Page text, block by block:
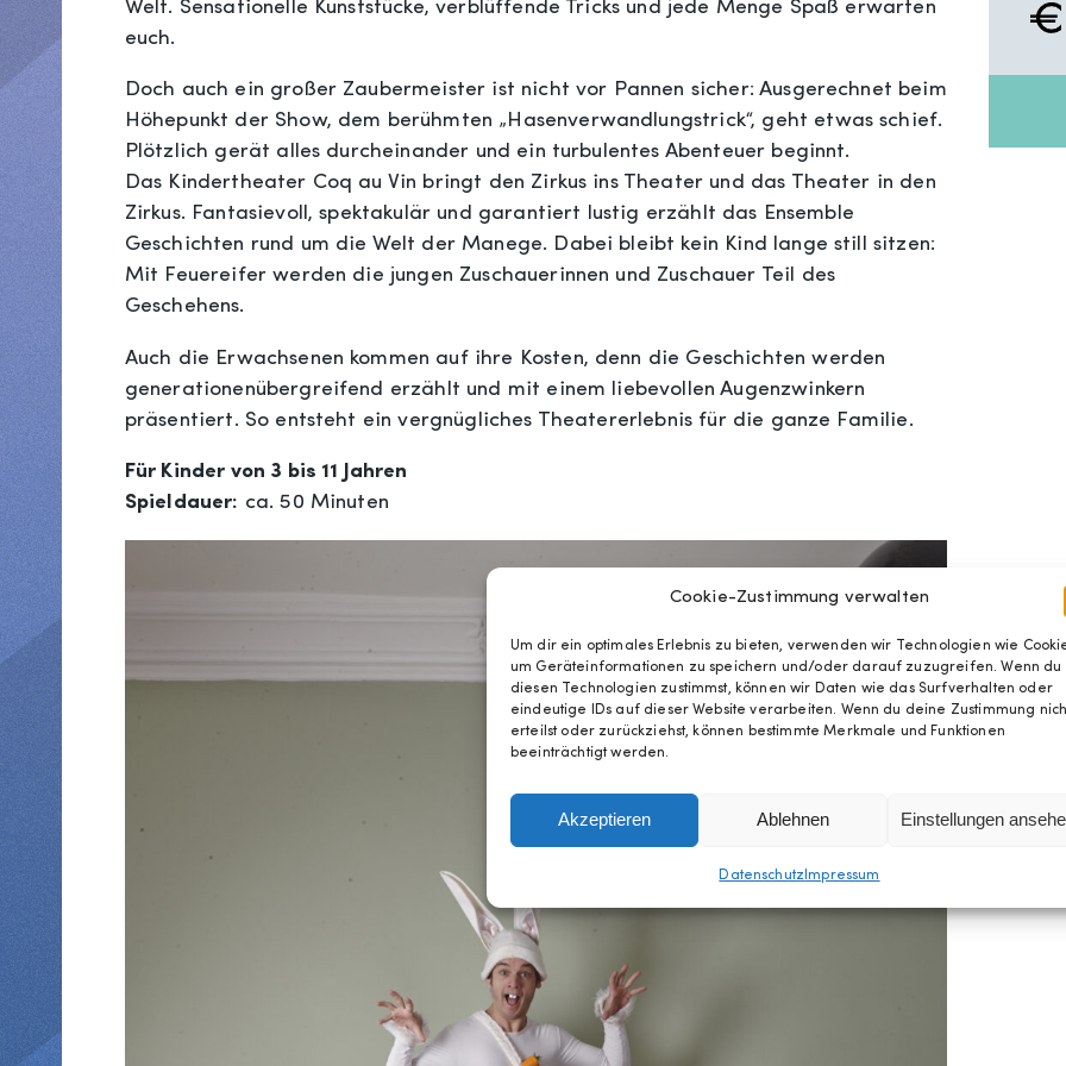
Cookie-Zustimmung verwalten
Um dir ein optimales Erlebnis zu bieten, verwenden wir Technologien wie
um Geräteinformationen zu speichern und/oder darauf zuzugreifen. Wenn du
diesen Technologien zustimmst, können wir Daten wie das Surfverhalten oder
eindeutige IDs auf dieser Website verarbeiten. Wenn du deine Zustimmung
erteilst oder zurückziehst, können bestimmte Merkmale und Funktionen
beeinträchtigt werden.
Akzeptieren Ablehnen Einstellungen
Datenschutz Impressum
Welt. Sensationelle Kunststücke, verblüffende Tricks und jede Menge Spaß erwarten
euch.
Doch auch ein großer Zaubermeister ist nicht vor Pannen sicher: Ausgerechnet beim
Höhepunkt der Show, dem berühmten „Hasenverwandlungstrick“, geht etwas schief.
Plötzlich gerät alles durcheinander und ein turbulentes Abenteuer beginnt.
Das Kindertheater Coq au Vin bringt den Zirkus ins Theater und das Theater in den
Zirkus. Fantasievoll, spektakulär und garantiert lustig erzählt das Ensemble
Geschichten rund um die Welt der Manege. Dabei bleibt kein Kind lange still sitzen:
Mit Feuereifer werden die jungen Zuschauerinnen und Zuschauer Teil des
Geschehens.
Auch die Erwachsenen kommen auf ihre Kosten, denn die Geschichten werden
generationenübergreifend erzählt und mit einem liebevollen Augenzwinkern
präsentiert. So entsteht ein vergnügliches Theatererlebnis für die ganze Familie.
Für Kinder von 3 bis 11 Jahren
Spieldauer: ca. 50 Minuten